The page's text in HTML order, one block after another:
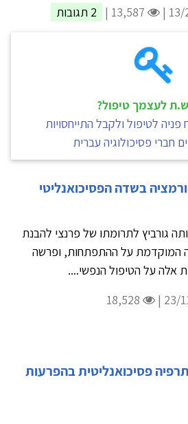
2 תגובות
לעצמך טיפול?
פניה לטיפול ולקבל התייחסויות
חברי פסיכולוגיה עברית
בשדה הפסיכואנליטי
גורביץ לתרומתו של פרנצי להבנת
המוקדמת על ההתפתחות, ופרשה
אלה על הטיפול הנפשי....
פסיכואנליטית בהפרעות